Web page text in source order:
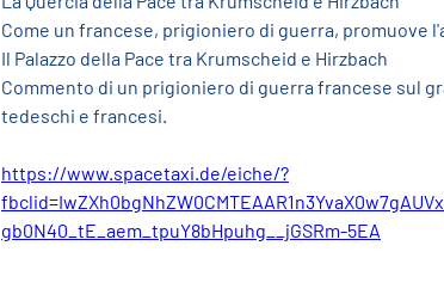
Come un francese, prigioniero di guerra, promuove
Il Palazzo della Pace tra Krumscheid e Hirzbach
Commento di un prigioniero di guerra francese sul
tedeschi e francesi.
https://www.spacetaxi.de/eiche/?
gb0N40_tE_aem_tpuY8bHpuhg__jGSRm-5EA